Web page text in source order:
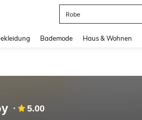
Robe
Bademode Haus & Wohnen
5.00